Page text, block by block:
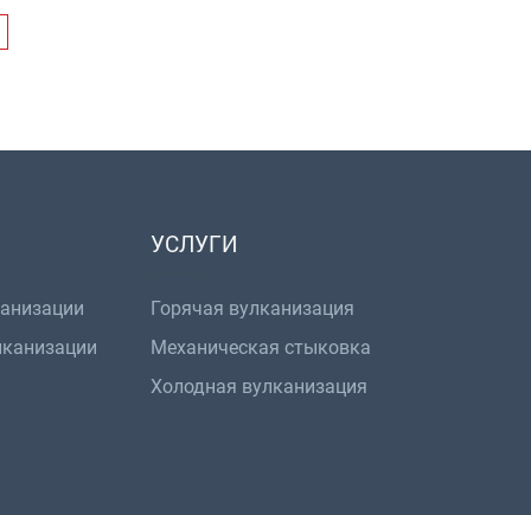
УСЛУГИ
Горячая вулканизация
Механическая стыковка
Холодная вулканизация